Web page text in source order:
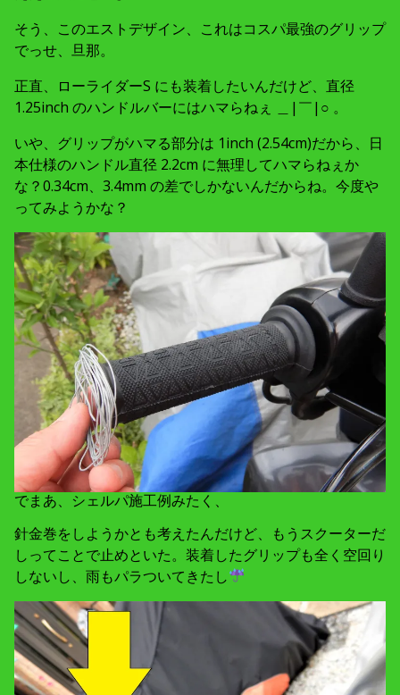
そう、このエストデザイン、これはコスパ最強のグリップ
でっせ、旦那。
正直、ローライダーS にも装着したいんだけど、直径
1.25inch のハンドルバーにはハマらねぇ ＿|￣|○ 。
いや、グリップがハマる部分は 1inch (2.54cm)だから、日
本仕様のハンドル直径 2.2cm に無理してハマらねぇか
な？0.34cm、3.4mm の差でしかないんだからね。今度や
ってみようかな？
でまあ、シェルパ施工例みたく、
針金巻をしようかとも考えたんだけど、もうスクーターだ
しってことで止めといた。装着したグリップも全く空回り
しないし、雨もパラついてきたし